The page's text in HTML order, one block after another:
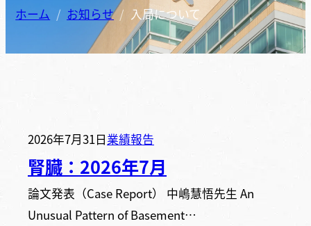
ホーム お知らせ 入局について
2026年7月31日業績報告
腎臓：2026年7月
論文発表（Case Report） 中嶋慧悟先生 An
Unusual Pattern of Basement…